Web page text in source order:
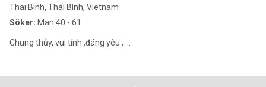
Thai Binh, Thái Bình, Vietnam
Söker: Man 40 - 61
Chung thủy, vui tính ,đáng yêu , ...